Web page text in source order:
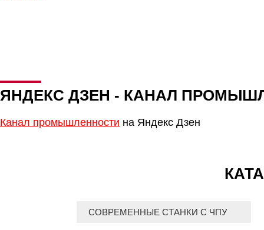
ЯНДЕКС ДЗЕН - КАНАЛ
Канал промышленности на Яндекс Дзен
СОВРЕМЕННЫЕ СТАНКИ С ЧПУ